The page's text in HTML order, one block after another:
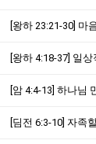
[왕하 4:18-37] 일
[암 4:4-13] 하나님
[딤전 6:3-10] 자족